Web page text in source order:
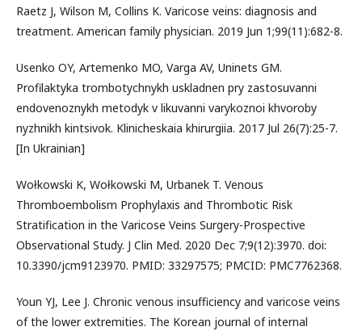
Raetz J, Wilson M, Collins K. Varicose veins: diagnosis and
treatment. American family physician. 2019 Jun 1;99(11):682-8.
Usenko OY, Artemenko MO, Varga AV, Uninets GM.
Profilaktyka trombotychnykh uskladnen pry zastosuvanni
endovenoznykh metodyk v likuvanni varykoznoi khvoroby
nyzhnikh kintsivok. Klinicheskaia khirurgiia. 2017 Jul 26(7):25-7.
[In Ukrainian]
Wołkowski K, Wołkowski M, Urbanek T. Venous
Thromboembolism Prophylaxis and Thrombotic Risk
Stratification in the Varicose Veins Surgery-Prospective
Observational Study. J Clin Med. 2020 Dec 7;9(12):3970. doi:
10.3390/jcm9123970. PMID: 33297575; PMCID: PMC7762368.
Youn YJ, Lee J. Chronic venous insufficiency and varicose veins
of the lower extremities. The Korean journal of internal